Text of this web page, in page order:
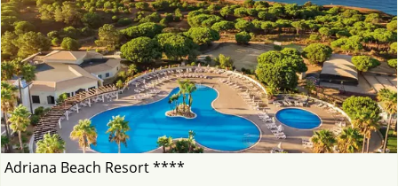
Adriana Beach Resort ****